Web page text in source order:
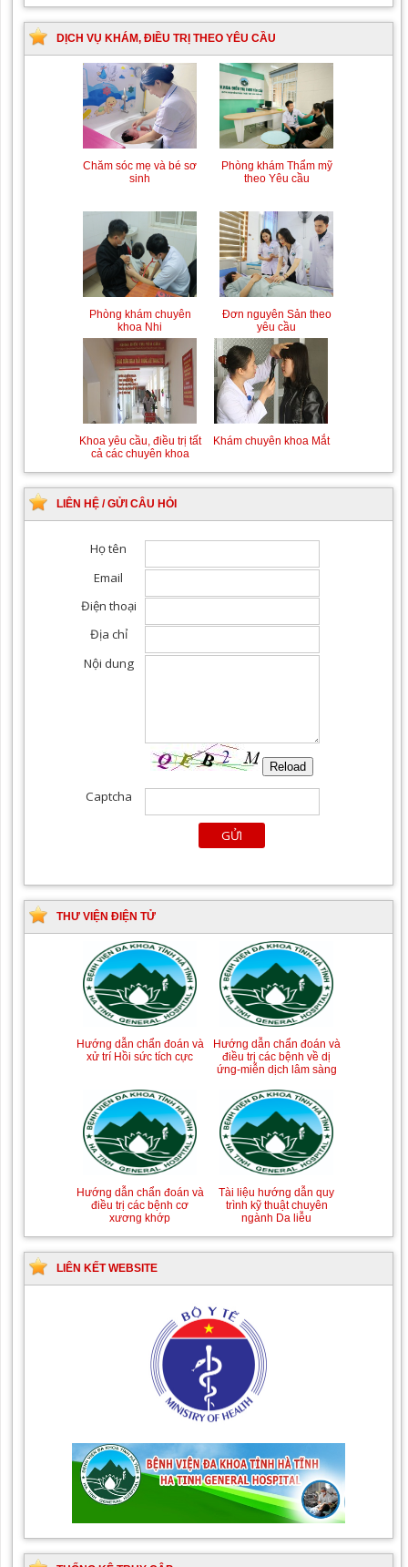
DỊCH VỤ KHÁM, ĐIỀU TRỊ THEO YÊU CẦU
Chăm sóc mẹ và bé sơ
sinh
Phòng khám Thẩm mỹ
theo Yêu cầu
Phòng khám chuyên
khoa Nhi
Đơn nguyên Sản theo
yêu cầu
Khoa yêu cầu, điều trị tất
cả các chuyên khoa
Khám chuyên khoa Mắt
LIÊN HỆ / GỬI CÂU HỎI
THƯ VIỆN ĐIỆN TỬ
Hướng dẫn chẩn đoán và
xử trí Hồi sức tích cực
Hướng dẫn chẩn đoán và
điều trị các bệnh về dị
ứng-miễn dịch lâm sàng
Hướng dẫn chẩn đoán và
điều trị các bệnh cơ
xương khớp
Tài liệu hướng dẫn quy
trình kỹ thuật chuyên
ngành Da liễu
LIÊN KẾT WEBSITE